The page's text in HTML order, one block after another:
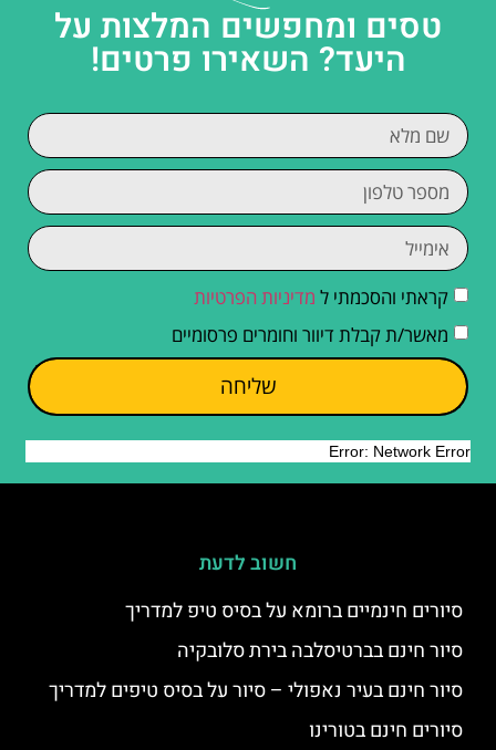
טסים ומחפשים המלצות על
היעד? השאירו פרטים!
קראתי והסכמתי ל מדיניות הפרטיות
מאשר/ת קבלת דיוור וחומרים פרסומיים
שליחה
חשוב לדעת
סיורים חינמיים ברומא על בסיס טיפ למדריך
סיור חינם בברטיסלבה בירת סלובקיה
סיור חינם בעיר נאפולי – סיור על בסיס טיפים למדריך
סיורים חינם בטורינו